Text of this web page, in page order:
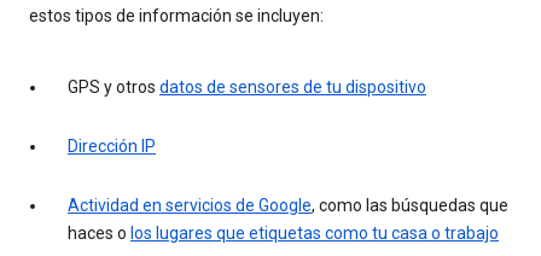
estos tipos de información se incluyen:
GPS y otros datos de sensores de tu dispositivo
Dirección IP
Actividad en servicios de Google, como las búsquedas que
haces o los lugares que etiquetas como tu casa o trabajo